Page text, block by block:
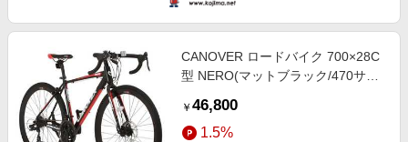
CANOVER ロードバイク 700×28C
型 NERO(マットブラック/470サイ
CAR-014-DC(2017年モデル)【組立
商品につき返品不可】 CAR-014-
￥ 46,800
1.5%